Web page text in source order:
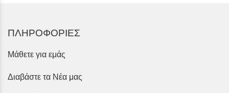
ΠΛΗΡΟΦΟΡΙΕΣ
Μάθετε για εμάς
Διαβάστε τα Νέα μας